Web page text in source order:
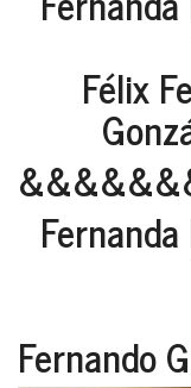
Félix
Fernando